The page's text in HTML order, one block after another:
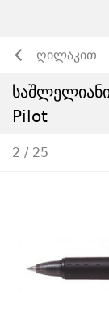
ღილაკით
Pilot
2 / 25